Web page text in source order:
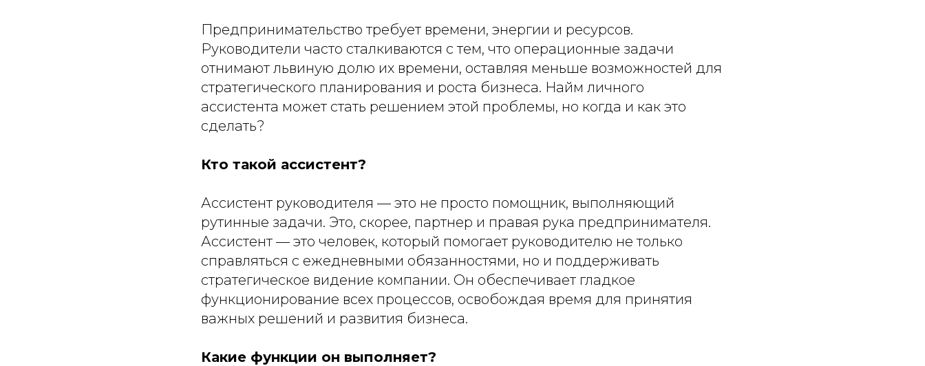
Предпринимательство требует времени, энергии и ресурсов.
Руководители часто сталкиваются с тем, что операционные задачи
отнимают львиную долю их времени, оставляя меньше возможностей для
стратегического планирования и роста бизнеса. Найм личного
ассистента может стать решением этой проблемы, но когда и как это
сделать?
Кто такой ассистент?
Ассистент руководителя — это не просто помощник, выполняющий
рутинные задачи. Это, скорее, партнер и правая рука предпринимателя.
Ассистент — это человек, который помогает руководителю не только
справляться с ежедневными обязанностями, но и поддерживать
стратегическое видение компании. Он обеспечивает гладкое
функционирование всех процессов, освобождая время для принятия
важных решений и развития бизнеса.
Какие функции он выполняет?